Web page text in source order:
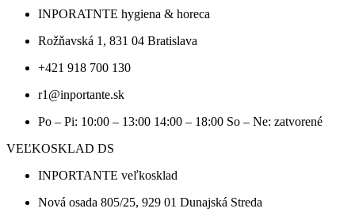
INPORATNTE hygiena & horeca
Rožňavská 1, 831 04 Bratislava
+421 918 700 130
r1@inportante.sk
Po – Pi: 10:00 – 13:00 14:00 – 18:00 So – Ne: zatvorené
VEĽKOSKLAD DS
INPORTANTE veľkosklad
Nová osada 805/25, 929 01 Dunajská Streda